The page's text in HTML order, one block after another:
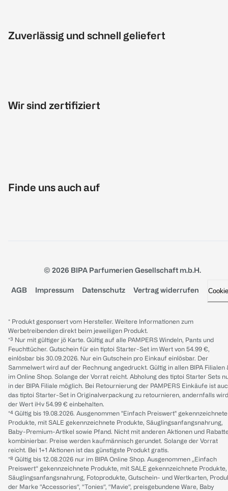
Zuverlässig und schnell geliefert
Wir sind zertifiziert
Finde uns auch auf
© 2026 BIPA Parfumerien Gesellschaft m.b.H.
AGB Impressum Datenschutz Vertrag widerrufen
* Produkt gesponsert vom Hersteller. Weitere Informationen zum
Werbetreibenden direkt beim jeweiligen Produkt.
*³ Nur mit gültiger jö Karte. Gültig auf alle PAMPERS Windeln, Pants und
Feuchttücher. Gutschein für ein tiptoi Starter-Set im Wert von 54.99 €,
einlösbar bis 30.09.2026. Nur ein Gutschein pro Einkauf einlösbar. Der
Sammelwert wird auf der Rechnung angedruckt. Gültig in allen BIPA Filialen
im Online Shop. Solange der Vorrat reicht. Abholung des tiptoi Starter Sets
in der BIPA Filiale möglich. Bei Retournierung der PAMPERS Einkäufe ist
das tiptoi Starter-Set in Originalverpackung zu retournieren, andernfalls wird
der Wert iHv 54.99 € einbehalten.
*⁴ Gültig bis 19.08.2026. Ausgenommen "Einfach Preiswert" gekennzeichnete
Produkte, mit SALE gekennzeichnete Produkte, Säuglingsanfangsnahrung,
Baby-Premium-Artikel sowie Pfand. Nicht mit anderen Aktionen und
kombinierbar. Preise werden kaufmännisch gerundet. Solange der Vorrat
reicht. Bei 1+1 Aktionen ist das günstigste Produkt gratis.
*⁸ Gültig bis 12.08.2026 nur im BIPA Online Shop. Ausgenommen „Einfach
Preiswert“ gekennzeichnete Produkte, mit SALE gekennzeichnete Produkte,
Säuglingsanfangsnahrung, Fotoprodukte, Gutschein- und Wertkarten,
der Marke “Accessories“, “Tonies“, “Mavie“, preisgebundene Ware, Baby